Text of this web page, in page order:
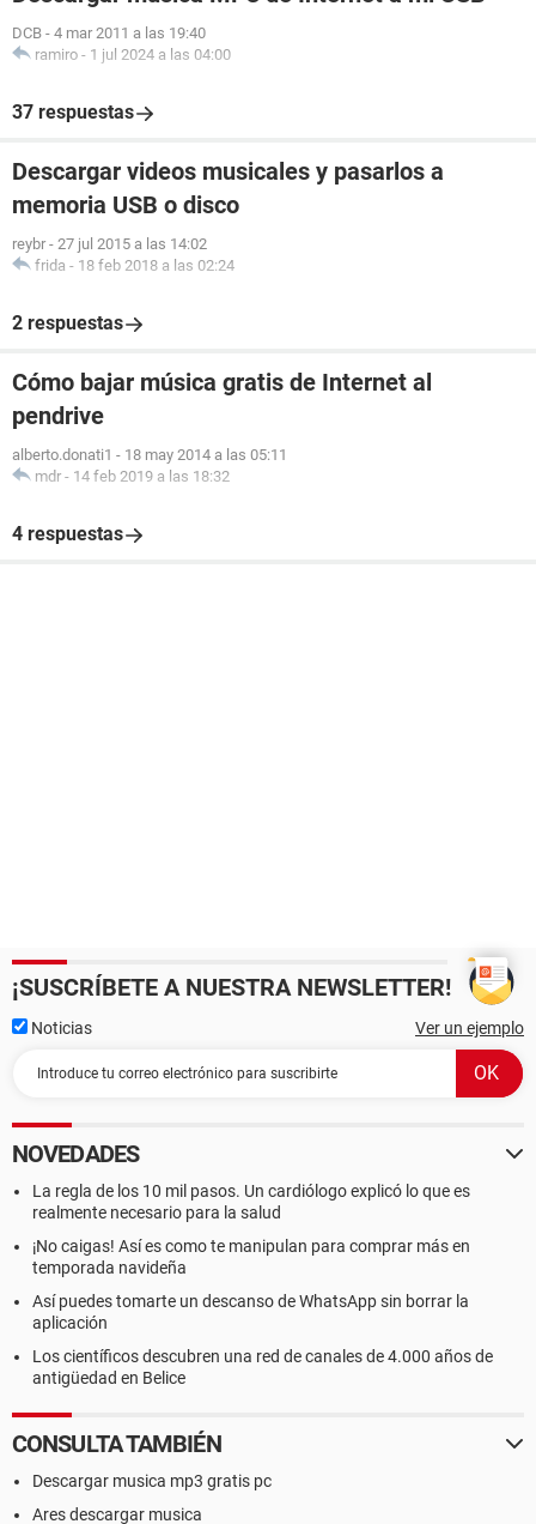
DCB - 4 mar 2011 a las 19:40
ramiro - 1 jul 2024 a las 04:00
37 respuestas
Descargar videos musicales y pasarlos a
memoria USB o disco
reybr - 27 jul 2015 a las 14:02
frida - 18 feb 2018 a las 02:24
2 respuestas
Cómo bajar música gratis de Internet al
pendrive
alberto.donati1 - 18 may 2014 a las 05:11
mdr - 14 feb 2019 a las 18:32
4 respuestas
¡SUSCRÍBETE A NUESTRA NEWSLETTER!
Noticias Ver un ejemplo
NOVEDADES
La regla de los 10 mil pasos. Un cardiólogo explicó lo que es
realmente necesario para la salud
¡No caigas! Así es como te manipulan para comprar más en
temporada navideña
Así puedes tomarte un descanso de WhatsApp sin borrar la
aplicación
Los científicos descubren una red de canales de 4.000 años de
antigüedad en Belice
CONSULTA TAMBIÉN
Descargar musica mp3 gratis pc
Ares descargar musica